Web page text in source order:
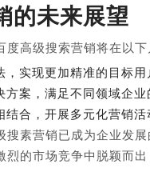
的未来展望
高级搜索营销将在以下
实现更加精准的目标用
案，满足不同领域企业
合，开展多元化营销活
搜素营销已成为企业发
的市场竞争中脱颖而出